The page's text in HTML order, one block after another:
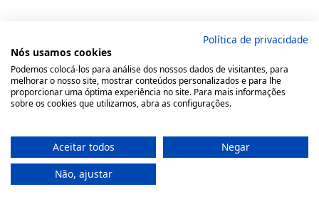
Política de privacidade
Nós usamos cookies
Podemos colocá-los para análise dos nossos dados de visitantes, para
melhorar o nosso site, mostrar conteúdos personalizados e para lhe
proporcionar uma óptima experiência no site. Para mais informações
sobre os cookies que utilizamos, abra as configurações.
Aceitar todos
Negar
Não, ajustar